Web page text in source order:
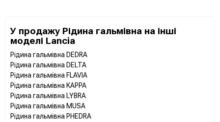
У продажу Рідина гальмівна на інші
моделі Lancia
Рідина гальмівна DEDRA
Рідина гальмівна DELTA
Рідина гальмівна FLAVIA
Рідина гальмівна KAPPA
Рідина гальмівна LYBRA
Рідина гальмівна MUSA
Рідина гальмівна PHEDRA